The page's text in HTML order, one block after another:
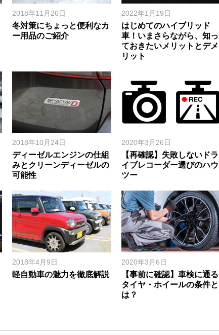
2018年11月26日
冬対策にちょっと便利なカ
ー用品のご紹介
2022年1月19日
はじめてのハイブリッド
車！いまさらながら、知っ
ておきたいメリットとデメ
リット
2018年10月24日
ディーゼルエンジンの仕組
みとクリーンディーゼルの
可能性
2020年3月26日
【再確認】失敗しないドラ
イブレコーダー選びのハウ
ツー
2018年4月9日
軽自動車の魅力を徹底解説
2020年3月6日
【事前に確認】車検に通る
タイヤ・ホイールの条件と
は？